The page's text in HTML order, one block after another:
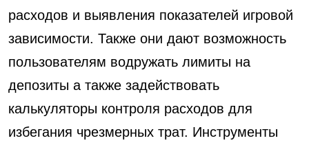
расходов и выявления показателей игровой
зависимости. Также они дают возможность
пользователям водружать лимиты на
депозиты а также задействовать
калькуляторы контроля расходов для
избегания чрезмерных трат. Инструменты